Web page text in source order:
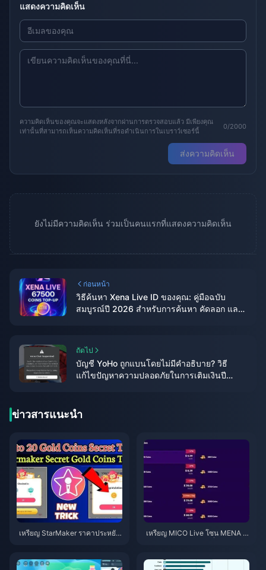
แสดงความคิดเห็น
ความคิดเห็นของคุณจะแสดงหลังจากผ่านการตรวจสอบแล้ว มีเพียงคุณ
เท่านั้นที่สามารถเห็นความคิดเห็นที่รอดำเนินการในเบราว์เซอร์นี้
0/2000
ส่งความคิดเห็น
ยังไม่มีความคิดเห็น ร่วมเป็นคนแรกที่แสดงความคิดเห็น
ก่อนหน้า
วิธีค้นหา Xena Live ID ของคุณ: คู่มือฉบับ
สมบูรณ์ปี 2026 สำหรับการค้นหา คัดลอก และ
ถัดไป
บัญชี YoHo ถูกแบนโดยไม่มีคำอธิบาย? วิธี
แก้ไขปัญหาความปลอดภัยในการเติมเงินปี
ข่าวสารแนะนำ
เหรียญ StarMaker ราคาประหยัด
เหรียญ MICO Live โซน MENA ห